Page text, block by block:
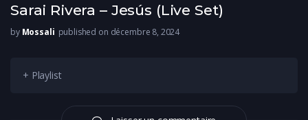
Sarai Rivera – Jesús (Live Set)
by Mossali published on décembre 8, 2024
+ Playlist